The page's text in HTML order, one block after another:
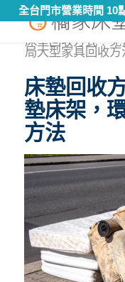
全台門市營業時間 10
您現在的位置：
床墊材料大解密 /
床墊回收方式？
局大型家具回收方
床墊回收
墊床架，
方法